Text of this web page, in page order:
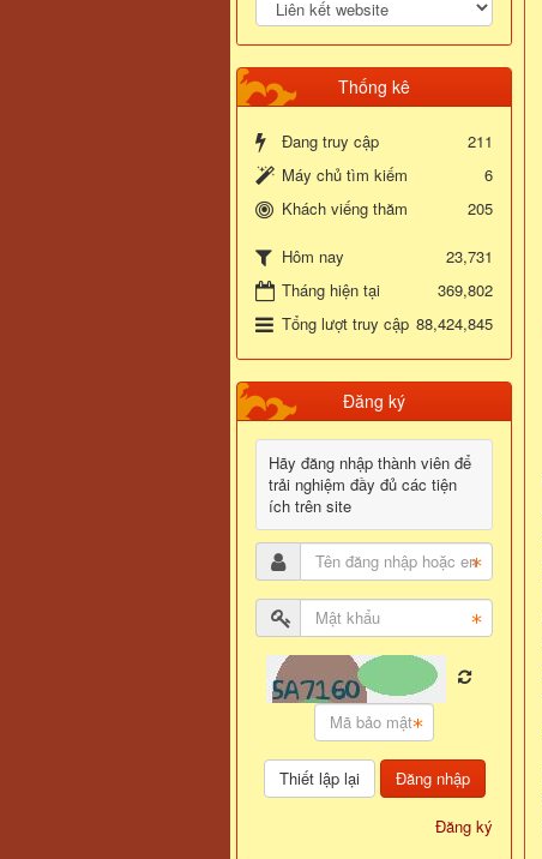
Thống kê
Đang truy cập
211
Máy chủ tìm kiếm
6
Khách viếng thăm
205
Hôm nay
23,731
Tháng hiện tại
369,802
Tổng lượt truy cập 88,424,845
Đăng ký
Hãy đăng nhập thành viên để
trải nghiệm đầy đủ các tiện
ích trên site
Đăng nhập
Đăng ký